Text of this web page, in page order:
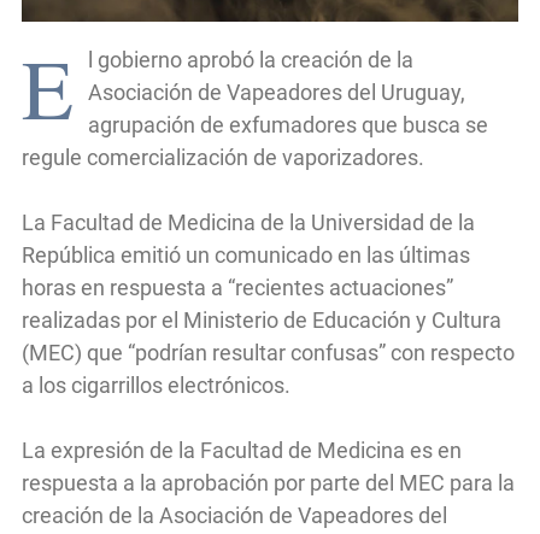
E
l gobierno aprobó la creación de la
Asociación de Vapeadores del Uruguay,
agrupación de exfumadores que busca se
regule comercialización de vaporizadores.
La Facultad de Medicina de la Universidad de la
República emitió un comunicado en las últimas
horas en respuesta a “recientes actuaciones”
realizadas por el Ministerio de Educación y Cultura
(MEC) que “podrían resultar confusas” con respecto
a los cigarrillos electrónicos.
La expresión de la Facultad de Medicina es en
respuesta a la aprobación por parte del MEC para la
creación de la Asociación de Vapeadores del